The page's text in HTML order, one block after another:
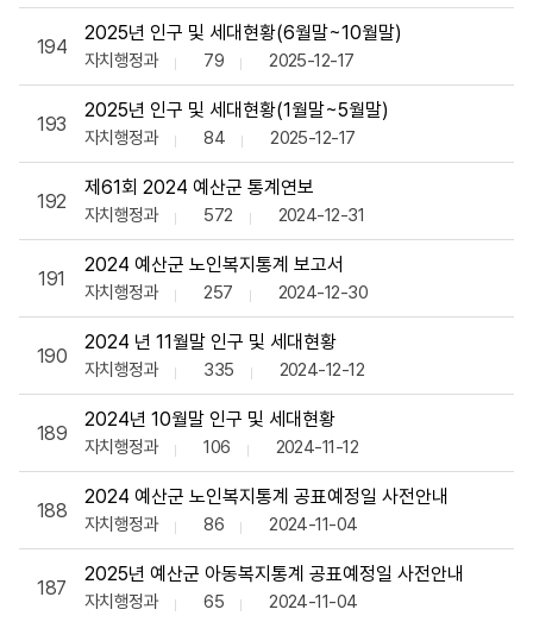
194
2025년 인구 및 세대현황(6월말~10월말)
자치행정과 79 2025-12-17
193
2025년 인구 및 세대현황(1월말~5월말)
자치행정과 84 2025-12-17
192
제61회 2024 예산군 통계연보
자치행정과 572 2024-12-31
191
2024 예산군 노인복지통계 보고서
자치행정과 257 2024-12-30
190
2024 년 11월말 인구 및 세대현황
자치행정과 335 2024-12-12
189
2024년 10월말 인구 및 세대현황
자치행정과 106 2024-11-12
188
2024 예산군 노인복지통계 공표예정일 사전안내
자치행정과 86 2024-11-04
187
2025년 예산군 아동복지통계 공표예정일 사전안내
자치행정과 65 2024-11-04